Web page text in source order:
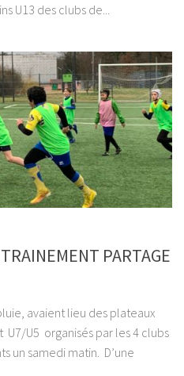
U13 des clubs de...
PARTAGE
avaient lieu des plateaux
U7/U5 organisés par les 4 clubs
un samedi matin. D’une